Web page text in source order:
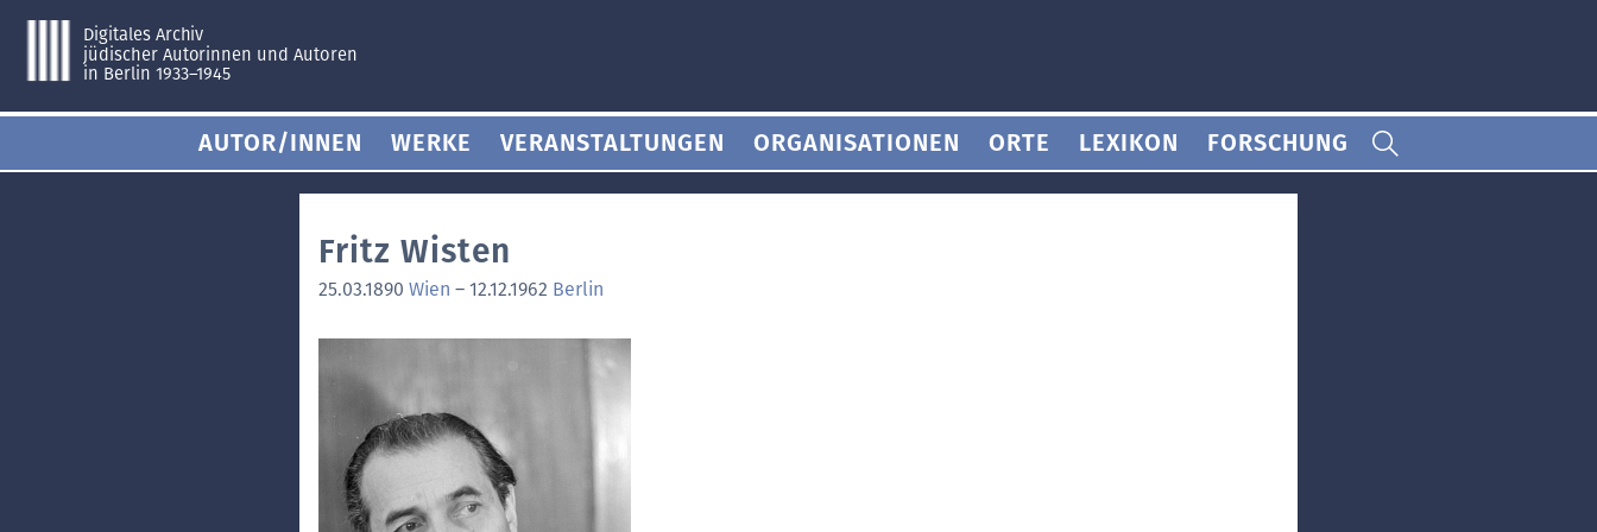
Digitales Archiv
jüdischer Autorinnen und Autoren
in Berlin 1933–1945
AUTOR/INNEN WERKE VERANSTALTUNGEN ORGANISATIONEN ORTE LEXIKON FORSCHUNG
Fritz Wisten
25.03.1890 Wien – 12.12.1962 Berlin